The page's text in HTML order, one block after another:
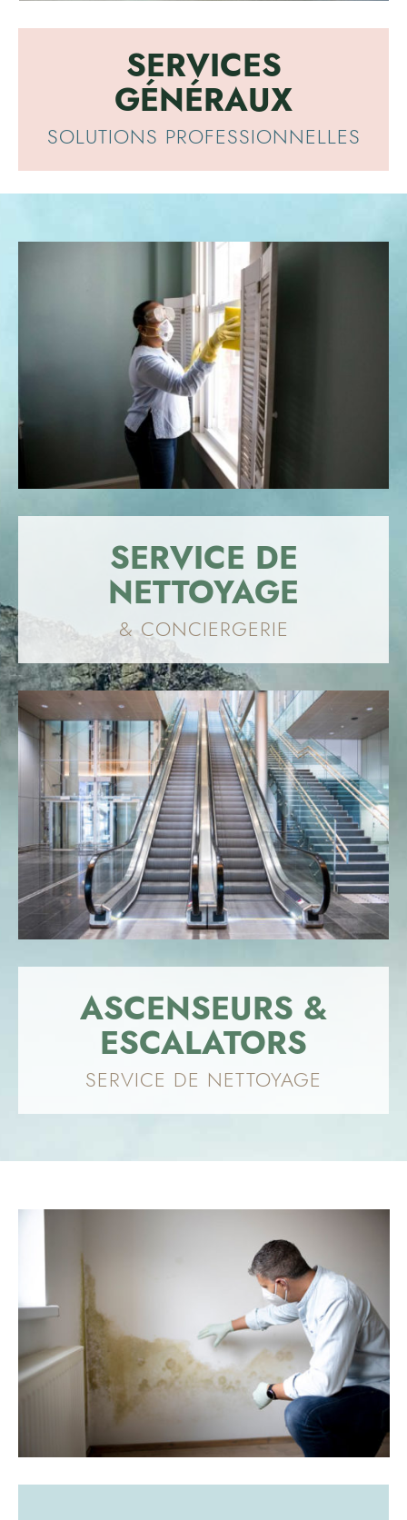
SERVICES
GÉNÉRAUX
SOLUTIONS PROFESSIONNELLES
SERVICE DE
NETTOYAGE
& CONCIERGERIE
ASCENSEURS &
ESCALATORS
SERVICE DE NETTOYAGE